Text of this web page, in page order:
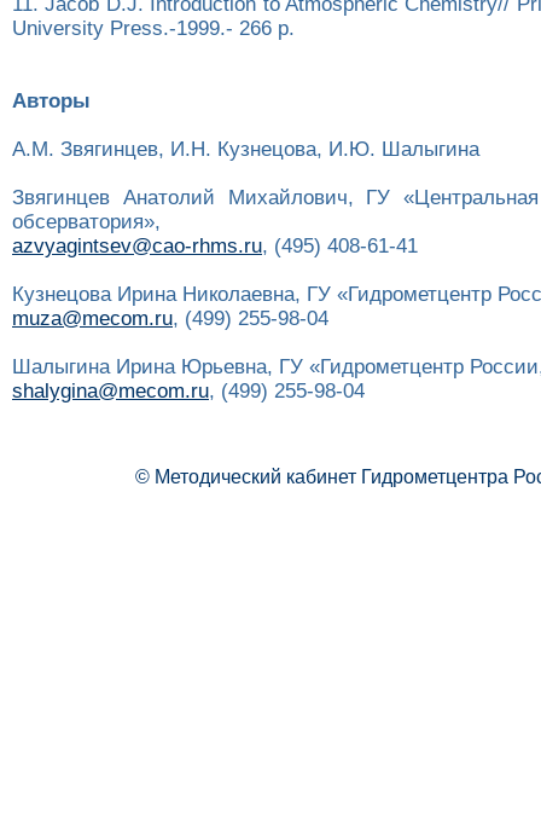
University Press.-1999.- 266 p.
Авторы
А.М. Звягинцев, И.Н. Кузнецова, И.Ю. Шалыгина
Звягинцев Анатолий Михайлович, ГУ «Центральная
обсерватория»,
azvyagintsev@cao-rhms.ru, (495) 408-61-41
Кузнецова Ирина Николаевна, ГУ «Гидрометцентр
muza@mecom.ru, (499) 255-98-04
Шалыгина Ирина Юрьевна, ГУ «Гидрометцентр
shalygina@mecom.ru, (499) 255-98-04
© Методический кабинет Гидрометцентра